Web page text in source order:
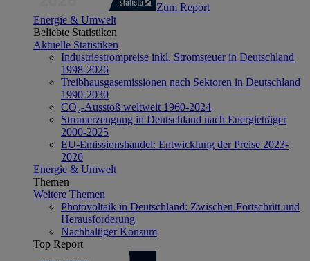
Zum Report
Energie & Umwelt
Beliebte Statistiken
Aktuelle Statistiken
Industriestrompreise inkl. Stromsteuer in Deutschland
1998-2026
Treibhausgasemissionen nach Sektoren in Deutschland
1990-2030
CO₂-Ausstoß weltweit 1960-2024
Stromerzeugung in Deutschland nach Energieträger
2000-2025
EU-Emissionshandel: Entwicklung der Preise 2023-
2026
Energie & Umwelt
Themen
Weitere Themen
Photovoltaik in Deutschland: Zwischen Fortschritt und
Herausforderung
Nachhaltiger Konsum
Top Report